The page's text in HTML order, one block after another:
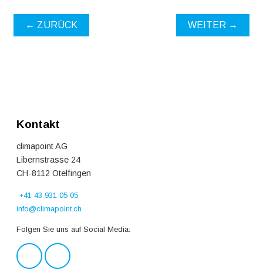
← ZURÜCK WEITER →
Kontakt
climapoint AG
Libernstrasse 24
CH-8112 Otelfingen
+41 43 931 05 05
info@climapoint.ch
Folgen Sie uns auf Social Media: